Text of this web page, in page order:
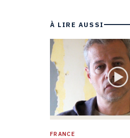
À LIRE AUSSI
FRANCE